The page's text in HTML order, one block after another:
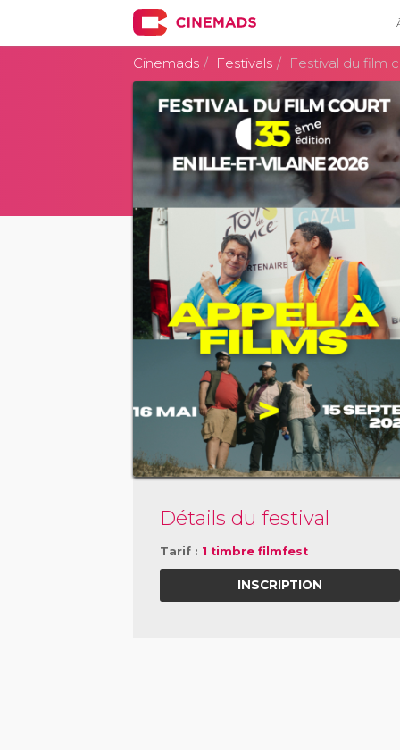
Cinemads Festivals Festival du film
Détails du festival
Tarif : 1 timbre filmfest
INSCRIPTION